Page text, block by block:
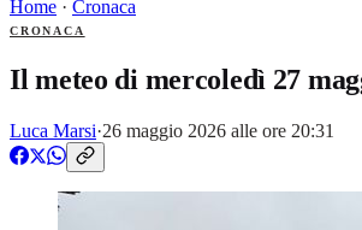
Home · Cronaca
CRONACA
Il meteo di mercoledì 27
Luca Marsi·26 maggio 2026 alle ore 20:31